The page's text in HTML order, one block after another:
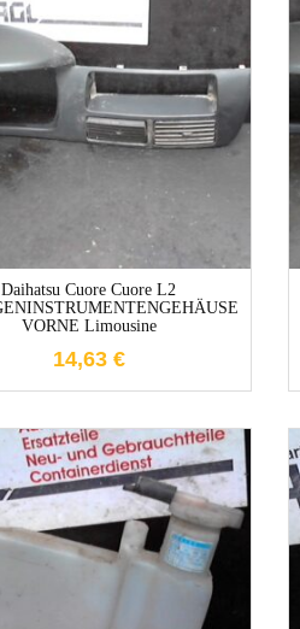
Daihatsu Cuore Cuore L2
VORNE Limousine
14,63 €
1-3 Werktage